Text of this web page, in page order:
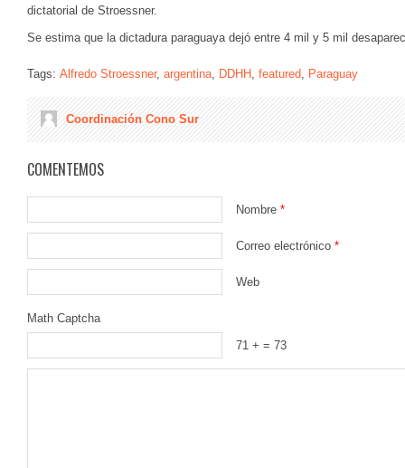
dictatorial de Stroessner.
Se estima que la dictadura paraguaya dejó entre 4 mil y 5 mil
Tags: Alfredo Stroessner, argentina, DDHH , featured, Paraguay
Coordinación Cono Sur
COMENTEMOS
Nombre *
Correo electrónico *
Web
Math Captcha
71 + = 73